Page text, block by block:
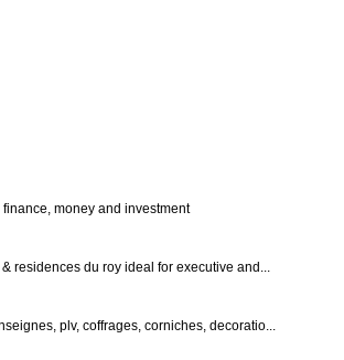
money and investment
residences du roy ideal for executive and...
plv, coffrages, corniches, decoratio...